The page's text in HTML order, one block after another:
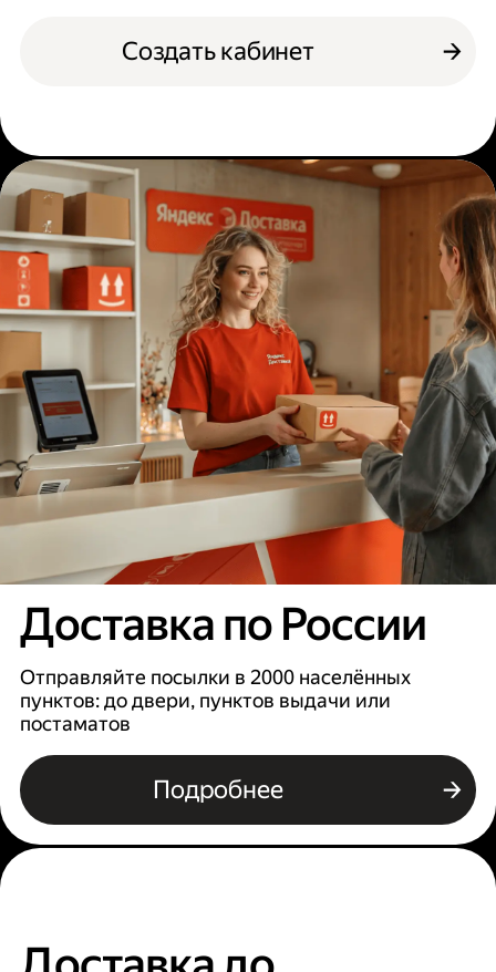
Создать кабинет
Доставка по России
Отправляйте посылки в 2000 населённых
пунктов: до двери, пунктов выдачи или
постаматов
Подробнее